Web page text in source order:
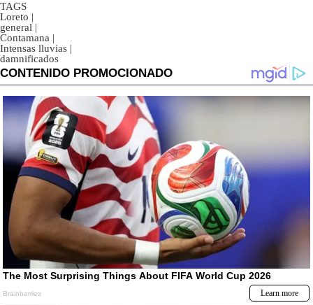
TAGS
Loreto |
general |
Contamana |
Intensas lluvias |
damnificados